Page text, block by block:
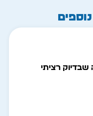
שבדיוק רציתי